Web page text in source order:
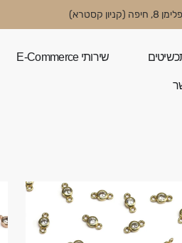
קסטרא)
שירותי E-Commerce